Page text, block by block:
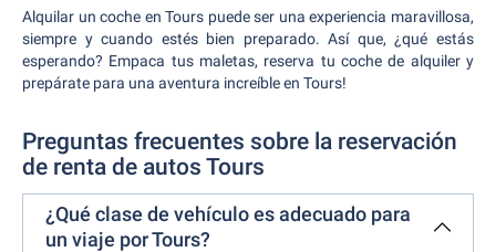
Alquilar un coche en Tours puede ser una experiencia maravillosa,
siempre y cuando estés bien preparado. Así que, ¿qué estás
esperando? Empaca tus maletas, reserva tu coche de alquiler y
prepárate para una aventura increíble en Tours!
Preguntas frecuentes sobre la reservación
de renta de autos Tours
¿Qué clase de vehículo es adecuado para
un viaje por Tours?